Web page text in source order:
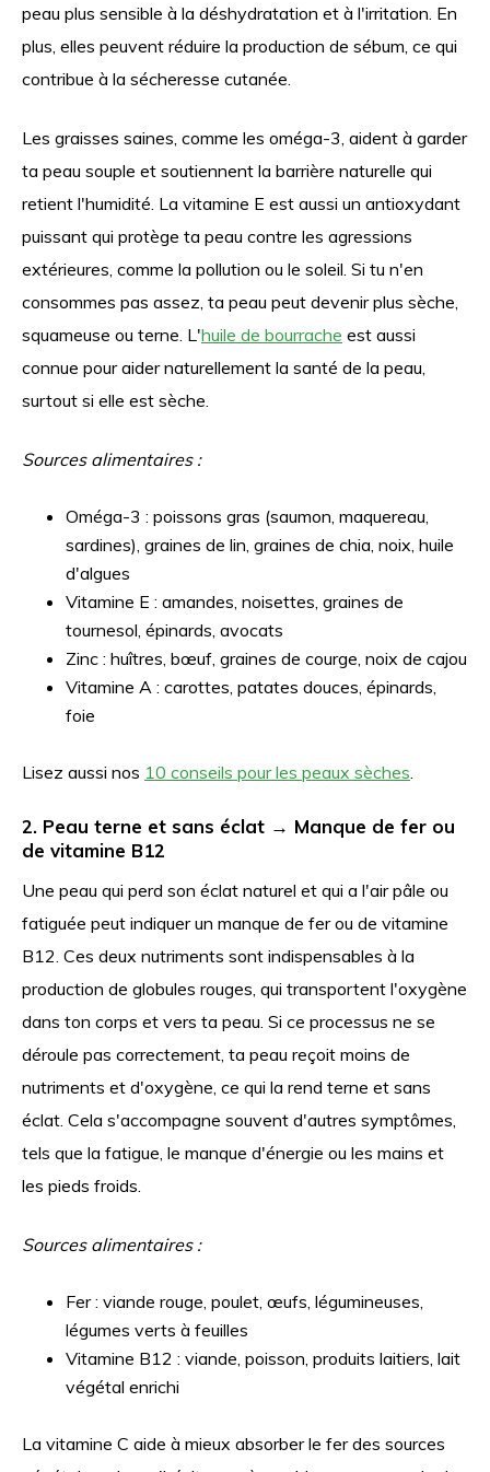
peau plus sensible à la déshydratation et à l'irritation. En
plus, elles peuvent réduire la production de sébum, ce qui
contribue à la sécheresse cutanée.
Les graisses saines, comme les oméga-3, aident à garder
ta peau souple et soutiennent la barrière naturelle qui
retient l'humidité. La vitamine E est aussi un antioxydant
puissant qui protège ta peau contre les agressions
extérieures, comme la pollution ou le soleil. Si tu n'en
consommes pas assez, ta peau peut devenir plus sèche,
squameuse ou terne. L'huile de bourrache est aussi
connue pour aider naturellement la santé de la peau,
surtout si elle est sèche.
Sources alimentaires :
Oméga-3 : poissons gras (saumon, maquereau,
sardines), graines de lin, graines de chia, noix, huile
d'algues
Vitamine E : amandes, noisettes, graines de
tournesol, épinards, avocats
Zinc : huîtres, bœuf, graines de courge, noix de cajou
Vitamine A : carottes, patates douces, épinards,
foie
Lisez aussi nos 10 conseils pour les peaux sèches
2. Peau terne et sans éclat → Manque de fer ou
de vitamine B12
Une peau qui perd son éclat naturel et qui a l'air pâle ou
fatiguée peut indiquer un manque de fer ou de vitamine
B12. Ces deux nutriments sont indispensables à la
production de globules rouges, qui transportent l'oxygène
dans ton corps et vers ta peau. Si ce processus ne se
déroule pas correctement, ta peau reçoit moins de
nutriments et d'oxygène, ce qui la rend terne et sans
éclat. Cela s'accompagne souvent d'autres symptômes,
tels que la fatigue, le manque d'énergie ou les mains et
les pieds froids.
Sources alimentaires :
Fer : viande rouge, poulet, œufs, légumineuses,
légumes verts à feuilles
Vitamine B12 : viande, poisson, produits laitiers, lait
végétal enrichi
La vitamine C aide à mieux absorber le fer des sources